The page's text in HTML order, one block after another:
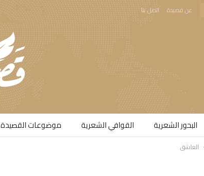
عن قصيدة اتصل بنا
البحور الشعرية​ القوافي الشعرية​ موضوعات القصيدة​
العاشق